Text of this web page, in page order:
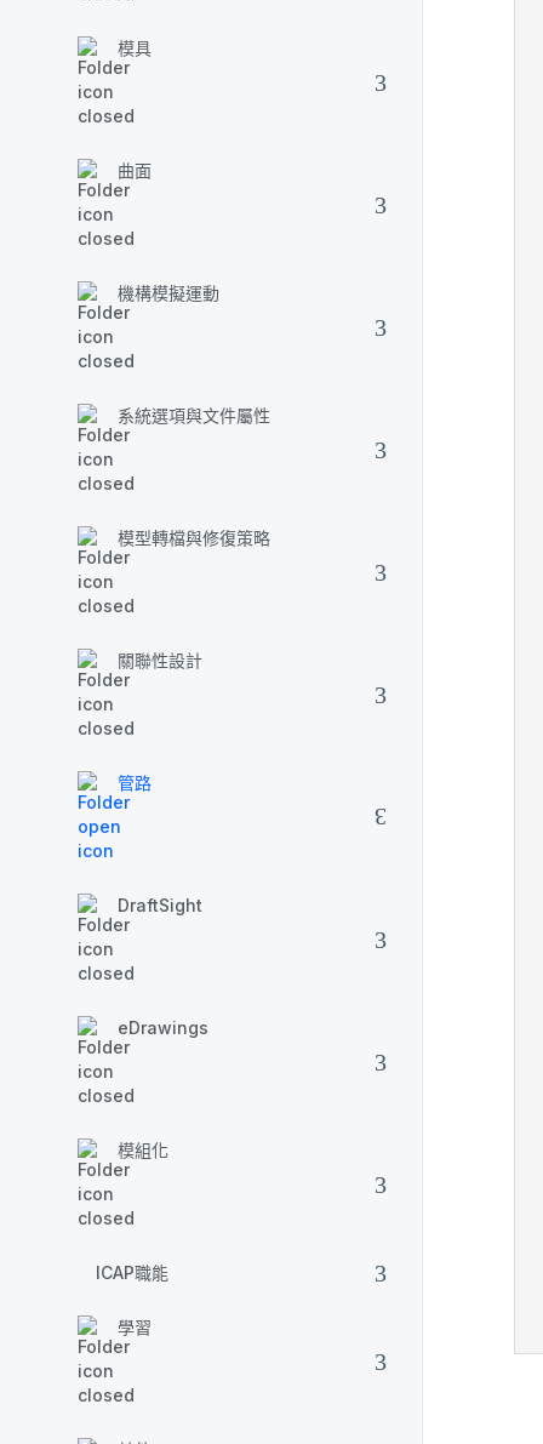
模具
曲面
機構模擬運動
系統選項與文件屬性
模型轉檔與修復策略
關聯性設計
管路
DraftSight
eDrawings
模組化
ICAP職能
學習